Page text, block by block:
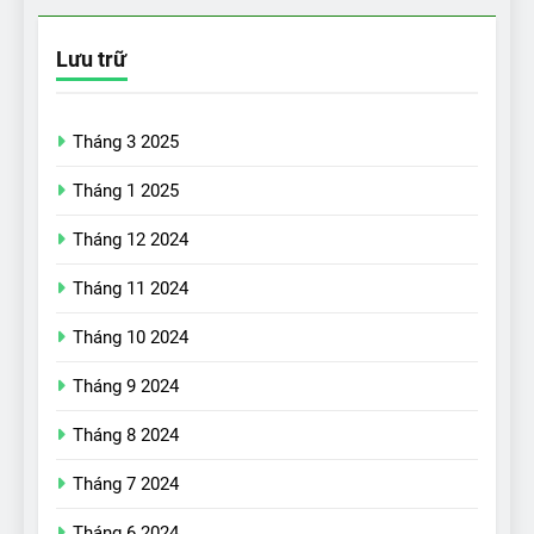
Lưu trữ
Tháng 3 2025
Tháng 1 2025
Tháng 12 2024
Tháng 11 2024
Tháng 10 2024
Tháng 9 2024
Tháng 8 2024
Tháng 7 2024
17